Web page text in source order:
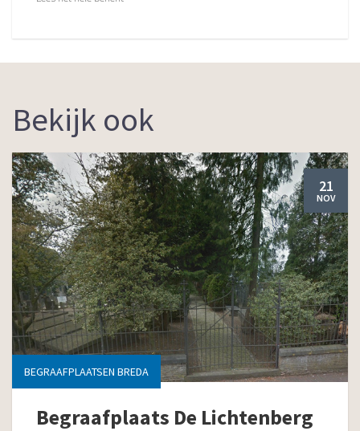
Bekijk ook
21
NOV
BEGRAAFPLAATSEN BREDA
Begraafplaats De Lichtenberg